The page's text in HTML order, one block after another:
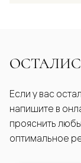
Если у вас
напишите в
прояснить
оптимальное